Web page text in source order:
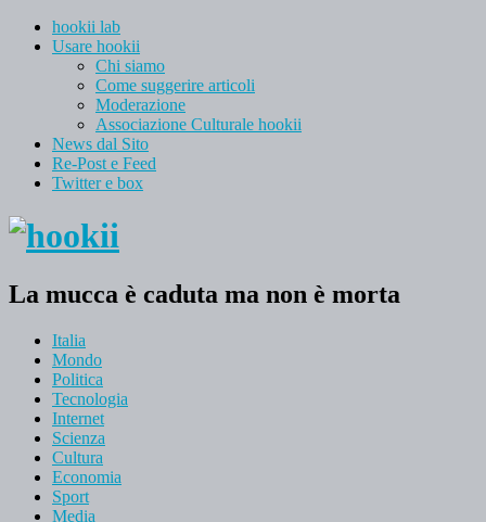
hookii lab
Usare hookii
Chi siamo
Come suggerire articoli
Moderazione
Associazione Culturale hookii
News dal Sito
Re-Post e Feed
Twitter e box
La mucca è caduta ma non è morta
Italia
Mondo
Politica
Tecnologia
Internet
Scienza
Cultura
Economia
Sport
Media